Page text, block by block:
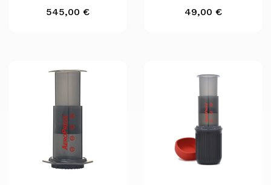
Prix
545,00 € Prix
49,00 €